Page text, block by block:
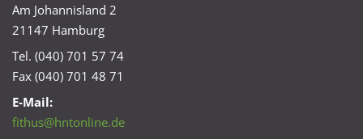
Am Johannisland 2
21147 Hamburg
Tel. (040) 701 57 74
Fax (040) 701 48 71
E-Mail:
fithus@hntonline.de